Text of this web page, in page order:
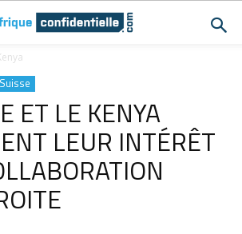
Suisse
ET LE KENYA
LEUR INTÉRÊT